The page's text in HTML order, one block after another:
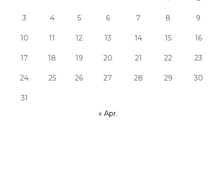
3 4 5 6 7 8 9
10 11 12 13 14 15 16
17 18 19 20 21 22 23
24 25 26 27 28 29 30
31
« Apr.